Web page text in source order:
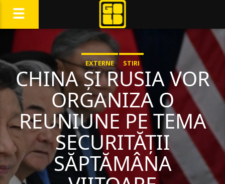
EXTERNE STIRI
CHINA ȘI RUSIA VOR
ORGANIZA O
REUNIUNE PE TEMA
SECURITĂȚII
SĂPTĂMÂNA